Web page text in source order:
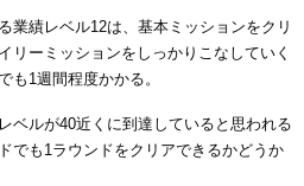
業績レベル12は、基本ミッションをクリ
リーミッションをしっかりこなしていく
も1週間程度かかる。
ベルが40近くに到達していると思われる
でも1ラウンドをクリアできるかどうか